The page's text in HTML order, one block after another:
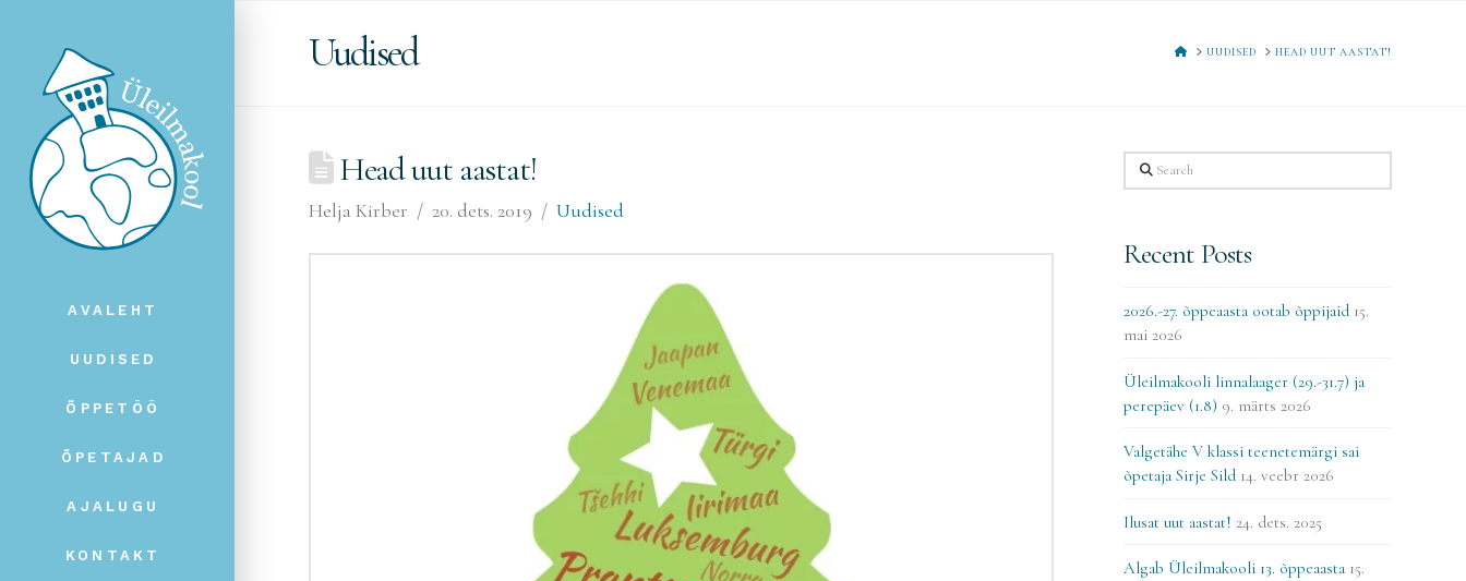
AVALEHT
UUDISED
ÕPPETÖÖ
ÕPETAJAD
AJALUGU
KONTAKT
Uudised HOMEUUDISED HEAD UUT AASTAT!
Head uut aastat!
Helja Kirber 20. dets. 2019 Uudised
Search
Recent Posts
2026.-27. õppeaasta ootab õppijaid 15.
mai 2026
Üleilmakooli linnalaager (29.-31.7) ja
perepäev (1.8) 9. märts 2026
Valgetähe V klassi teenetemärgi sai
õpetaja Sirje Sild 14. veebr 2026
Ilusat uut aastat! 24. dets. 2025
Algab Üleilmakooli 13. õppeaasta 15.